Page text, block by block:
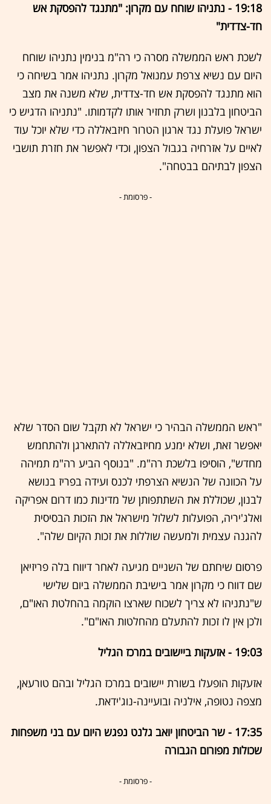
19:18 - נתניהו שוחח עם מקרון: "מתנגד להפסקת אש
חד-צדדית"
לשכת ראש הממשלה מסרה כי רה"מ בנימין נתניהו שוחח
היום עם נשיא צרפת עמנואל מקרון. נתניהו אמר בשיחה כי
הוא מתנגד להפסקת אש חד-צדדית, שלא משנה את מצב
הביטחון בלבנון ושרק תחזיר אותו לקדמותו. "נתניהו הדגיש כי
ישראל פועלת נגד ארגון הטרור חיזבאללה כדי שלא יוכל עוד
לאיים על אזרחיה בגבול הצפון, וכדי לאפשר את חזרת תושבי
הצפון לבתיהם בבטחה".
- פרסומת -
"ראש הממשלה הבהיר כי ישראל לא תקבל שום הסדר שלא
יאפשר זאת, ושלא ימנע מחיזבאללה להתארגן ולהתחמש
מחדש", הוסיפו בלשכת רה"מ. "בנוסף הביע רה"מ תמיהה
על הכוונה של הנשיא הצרפתי לכנס ועידה בפריז בנושא
לבנון, שכוללת את השתתפותן של מדינות כמו דרום אפריקה
ואלג'יריה, הפועלות לשלול מישראל את הזכות הבסיסית
להגנה עצמית ולמעשה שוללות את זכות הקיום שלה".
פרסום שיחתם של השניים מגיעה לאחר דיווח בלה פריזיאן
שם דווח כי מקרון אמר בישיבת הממשלה ביום שלישי
ש"נתניהו לא צריך לשכוח שארצו הוקמה בהחלטת האו"ם,
ולכן אין לו זכות להתעלם מהחלטות האו"ם".
19:03 - אזעקות ביישובים במרכז הגליל
אזעקות הופעלו בשורת יישובים במרכז הגליל ובהם טורעאן,
מצפה נטופה, אילניה ובועיינה-נוג'ידאת.
17:35 - שר הביטחון יואב גלנט נפגש היום עם בני משפחות
שכולות מפורום הגבורה
- פרסומת -